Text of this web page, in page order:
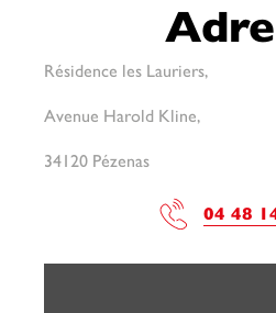
Résidence les Lauriers,
Avenue Harold Kline,
34120 Pézenas
04 48